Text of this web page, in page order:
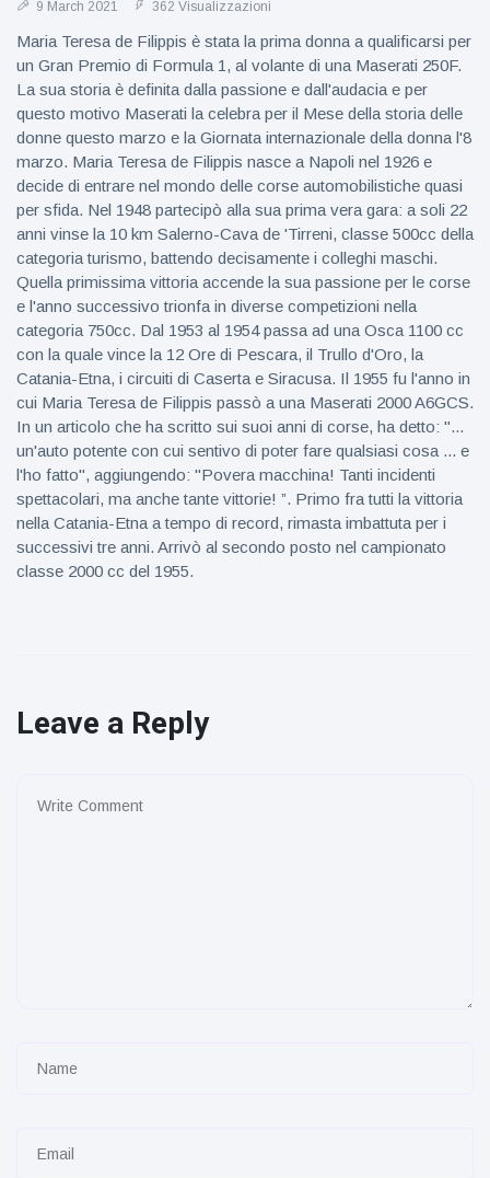
9 March 2021 362 Visualizzazioni
Maria Teresa de Filippis è stata la prima donna a qualificarsi per
un Gran Premio di Formula 1, al volante di una Maserati 250F.
La sua storia è definita dalla passione e dall'audacia e per
questo motivo Maserati la celebra per il Mese della storia delle
donne questo marzo e la Giornata internazionale della donna l'8
marzo. Maria Teresa de Filippis nasce a Napoli nel 1926 e
decide di entrare nel mondo delle corse automobilistiche quasi
per sfida. Nel 1948 partecipò alla sua prima vera gara: a soli 22
anni vinse la 10 km Salerno-Cava de 'Tirreni, classe 500cc della
categoria turismo, battendo decisamente i colleghi maschi.
Quella primissima vittoria accende la sua passione per le corse
e l'anno successivo trionfa in diverse competizioni nella
categoria 750cc. Dal 1953 al 1954 passa ad una Osca 1100 cc
con la quale vince la 12 Ore di Pescara, il Trullo d'Oro, la
Catania-Etna, i circuiti di Caserta e Siracusa. Il 1955 fu l'anno in
cui Maria Teresa de Filippis passò a una Maserati 2000 A6GCS.
In un articolo che ha scritto sui suoi anni di corse, ha detto: "...
un'auto potente con cui sentivo di poter fare qualsiasi cosa ... e
l'ho fatto", aggiungendo: "Povera macchina! Tanti incidenti
spettacolari, ma anche tante vittorie! ”. Primo fra tutti la vittoria
nella Catania-Etna a tempo di record, rimasta imbattuta per i
successivi tre anni. Arrivò al secondo posto nel campionato
classe 2000 cc del 1955.
Leave a Reply